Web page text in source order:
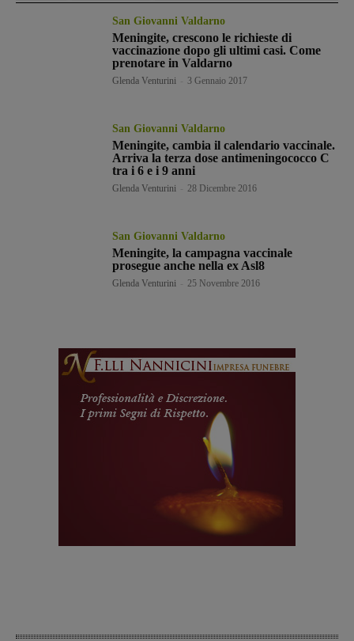
San Giovanni Valdarno
Meningite, crescono le richieste di
vaccinazione dopo gli ultimi casi. Come
prenotare in Valdarno
Glenda Venturini 3 Gennaio 2017
San Giovanni Valdarno
Meningite, cambia il calendario vaccinale.
Arriva la terza dose antimeningococco C
tra i 6 e i 9 anni
Glenda Venturini 28 Dicembre 2016
San Giovanni Valdarno
Meningite, la campagna vaccinale
prosegue anche nella ex Asl8
Glenda Venturini 25 Novembre 2016